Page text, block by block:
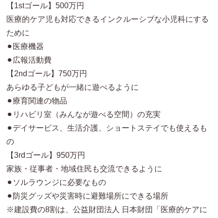
【1stゴール】500万円
医療的ケア児も対応できるインクルーシブな小児科にする
ために
⚫︎医療機器
⚫︎広報活動費
【2ndゴール】750万円
あらゆる子どもが一緒に遊べるように
⚫︎療育関連の物品
⚫︎リハビリ室（みんなが遊べる空間）の充実
⚫︎デイサービス、生活介護、ショートステイでも使えるも
の
【3rdゴール】950万円
家族・従事者・地域住民も交流できるように
⚫︎ソルラウンジに必要なもの
⚫︎防災グッズや災害時に避難場所にできる場所
※建設費の8割は、公益財団法人 日本財団「医療的ケアに